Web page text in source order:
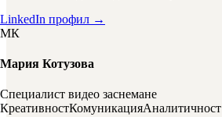
LinkedIn профил →
МК
Мария Котузова
Специалист видео заснемане
КреативностКомуникацияАналитичност